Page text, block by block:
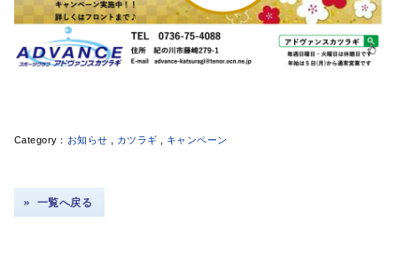
お知らせ , カツラギ , キャンペーン
一覧へ戻る